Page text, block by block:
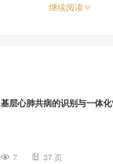
继续阅读
基层心肺共病的识别与一体
7 37 页